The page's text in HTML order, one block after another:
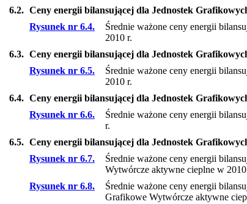
6.2. Ceny energii bilansującej dla Jednostek
Rysunek nr 6.4.
Średnie ważone ceny energii
2010 r.
6.3. Ceny energii bilansującej dla Jednostek
Rysunek nr 6.5.
Średnie ważone ceny energii
2010 r.
6.4. Ceny energii bilansującej dla Jednostek
Rysunek nr 6.6.
Średnie ważone ceny energii
r.
6.5. Ceny energii bilansującej dla Jednostek
Rysunek nr 6.7.
Średnie ważone ceny energii
Wytwórcze aktywne cieplne w 2010
Rysunek nr 6.8.
Średnie ważone ceny energii
Grafikowe Wytwórcze aktywne